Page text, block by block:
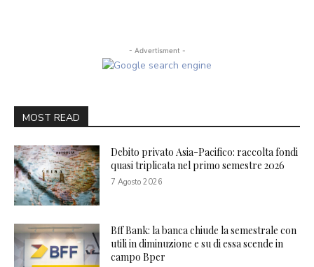
- Advertisment -
MOST READ
Debito privato Asia-Pacifico: raccolta fondi
quasi triplicata nel primo semestre 2026
7 Agosto 2026
Bff Bank: la banca chiude la semestrale con
utili in diminuzione e su di essa scende in
campo Bper